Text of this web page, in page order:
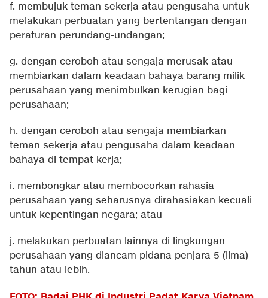
f. membujuk teman sekerja atau pengusaha untuk
melakukan perbuatan yang bertentangan dengan
peraturan perundang-undangan;
g. dengan ceroboh atau sengaja merusak atau
membiarkan dalam keadaan bahaya barang milik
perusahaan yang menimbulkan kerugian bagi
perusahaan;
h. dengan ceroboh atau sengaja membiarkan
teman sekerja atau pengusaha dalam keadaan
bahaya di tempat kerja;
i. membongkar atau membocorkan rahasia
perusahaan yang seharusnya dirahasiakan kecuali
untuk kepentingan negara; atau
j. melakukan perbuatan lainnya di lingkungan
perusahaan yang diancam pidana penjara 5 (lima)
tahun atau lebih.